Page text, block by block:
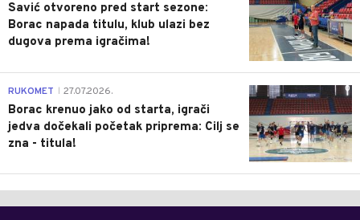
Savić otvoreno pred start sezone:
Borac napada titulu, klub ulazi bez
dugova prema igračima!
0
RUKOMET 27.07.2026.
Borac krenuo jako od starta, igrači
jedva dočekali početak priprema: Cilj se
zna - titula!